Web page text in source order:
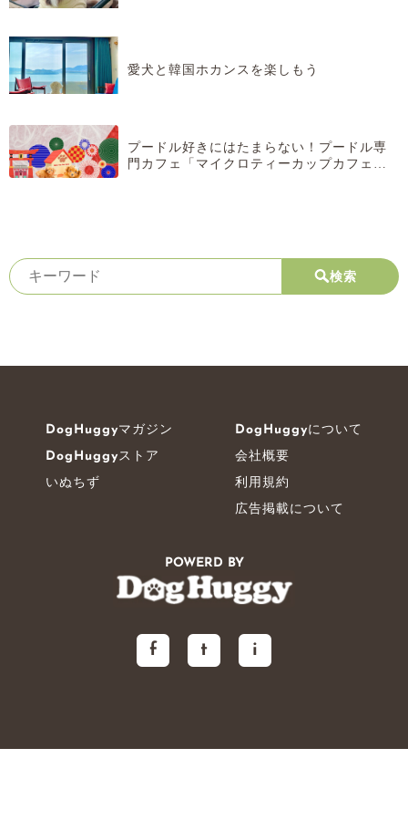
愛犬と韓国ホカンスを楽しもう
プードル好きにはたまらない！プードル専
門カフェ「マイクロティーカップカフェ」
検索
POWERD BY
f t i
DogHuggyマガジン
DogHuggyストア
いぬちず
DogHuggyについて
会社概要
利用規約
広告掲載について